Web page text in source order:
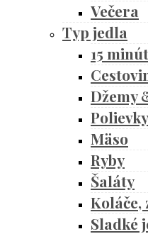
Večera
Typ jedla
15
Džemy
Polievky
Mäso
Ryby
Šaláty
Koláče,
Sladké